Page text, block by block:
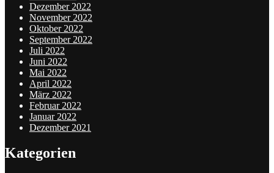
Dezember 2022
November 2022
Oktober 2022
September 2022
Juli 2022
Juni 2022
Mai 2022
April 2022
März 2022
Februar 2022
Januar 2022
Dezember 2021
Kategorien